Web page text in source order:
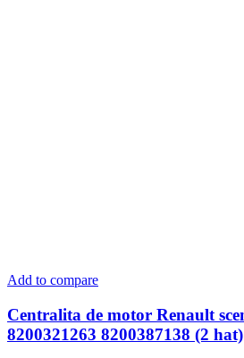
Add to compare
Centralita de motor Renault
8200321263 8200387138 (2 hat)